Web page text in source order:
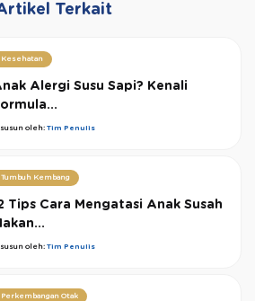
Terkait
Kesehatan
Alergi Susu Sapi? Kenali
oleh: Tim Penulis
Tumbuh Kembang
Tips Cara Mengatasi Anak Susah
oleh: Tim Penulis
Perkembangan Otak